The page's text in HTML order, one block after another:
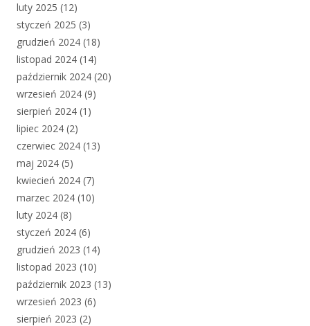
luty 2025 (12)
styczeń 2025 (3)
grudzień 2024 (18)
listopad 2024 (14)
październik 2024 (20)
wrzesień 2024 (9)
sierpień 2024 (1)
lipiec 2024 (2)
czerwiec 2024 (13)
maj 2024 (5)
kwiecień 2024 (7)
marzec 2024 (10)
luty 2024 (8)
styczeń 2024 (6)
grudzień 2023 (14)
listopad 2023 (10)
październik 2023 (13)
wrzesień 2023 (6)
sierpień 2023 (2)